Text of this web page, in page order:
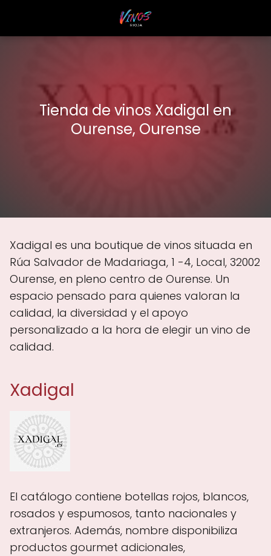
Tienda de vinos Xadigal en
Ourense, Ourense
Xadigal es una boutique de vinos situada en
Rúa Salvador de Madariaga, 1 -4, Local, 32002
Ourense, en pleno centro de Ourense. Un
espacio pensado para quienes valoran la
calidad, la diversidad y el apoyo
personalizado a la hora de elegir un vino de
calidad.
Xadigal
El catálogo contiene botellas rojos, blancos,
rosados y espumosos, tanto nacionales y
extranjeros. Además, nombre disponibiliza
productos gourmet adicionales,